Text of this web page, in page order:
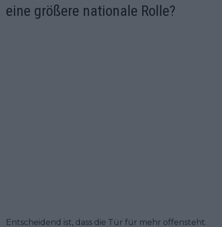
eine größere nationale Rolle?
Entscheidend ist, dass die Tür für mehr offensteht.